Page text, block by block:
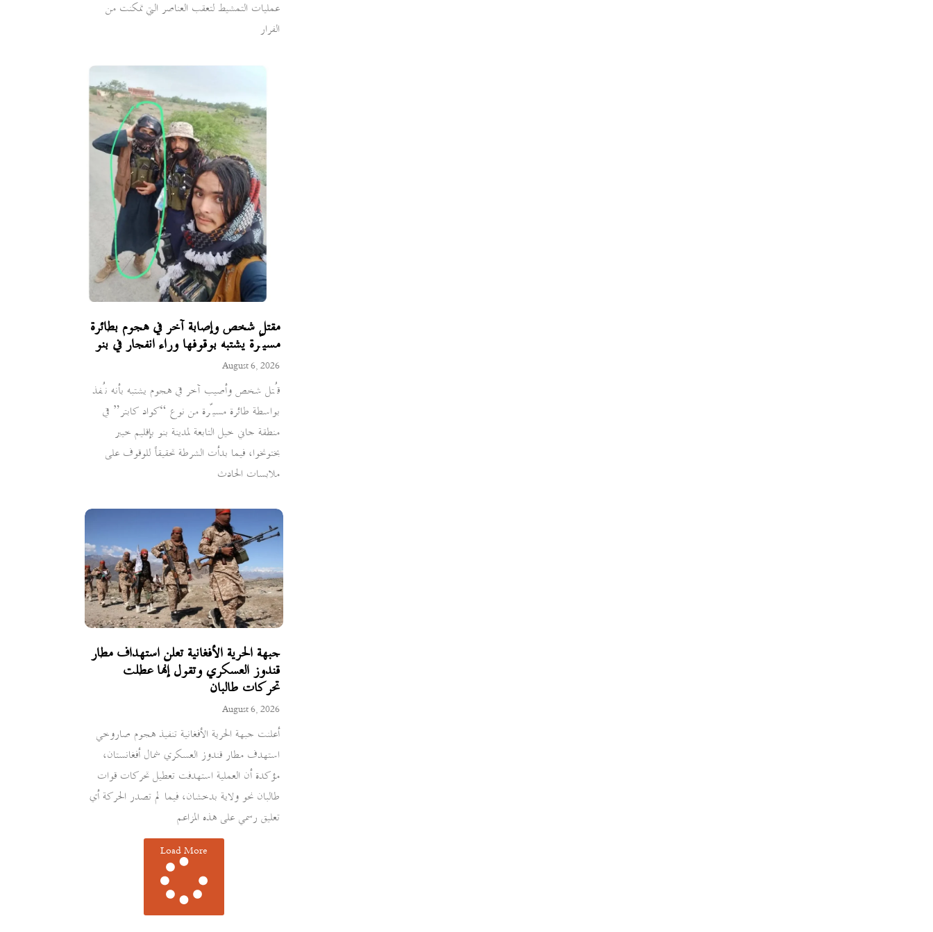
عمليات التمشيط لتعقب العناصر التي تمكنت من
الفرار
مقتل شخص وإصابة آخر في هجوم بطائرة
مسيّرة يشتبه بوقوفها وراء انفجار في بنو
August 6, 2026
قُتل شخص وأصيب آخر في هجوم يشتبه بأنه نُفذ
بواسطة طائرة مسيّرة من نوع “كواد كابتر” في
منطقة جاني خيل التابعة لمدينة بنو بإقليم خيبر
بختونخوا، فيما بدأت الشرطة تحقيقاً للوقوف على
ملابسات الحادث
جبهة الحرية الأفغانية تعلن استهداف مطار
قندوز العسكري وتقول إنها عطلت
تحركات طالبان
August 6, 2026
أعلنت جبهة الحرية الأفغانية تنفيذ هجوم صاروخي
استهدف مطار قندوز العسكري شمال أفغانستان،
مؤكدة أن العملية استهدفت تعطيل تحركات قوات
طالبان نحو ولاية بدخشان، فيما لم تصدر الحركة أي
تعليق رسمي على هذه المزاعم
Load More